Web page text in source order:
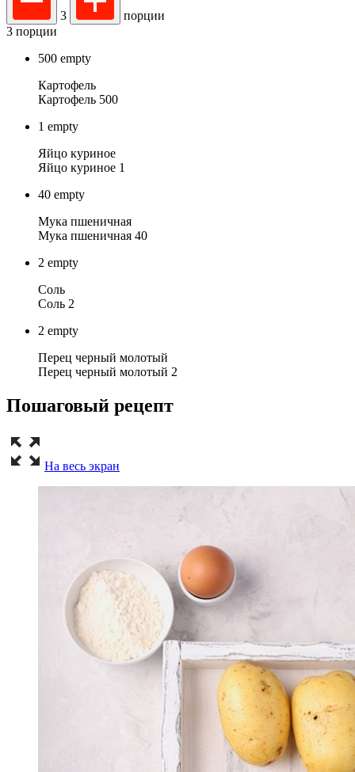
3
порции
3 порции
500 empty
Картофель
Картофель 500
1 empty
Яйцо куриное
Яйцо куриное 1
40 empty
Мука пшеничная
Мука пшеничная 40
2 empty
Соль
Соль 2
2 empty
Перец черный молотый
Перец черный молотый 2
Пошаговый рецепт
На весь экран